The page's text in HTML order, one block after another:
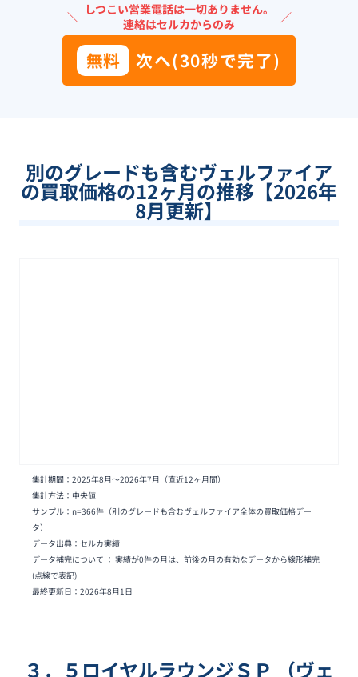
＼ しつこい営業電話は一切ありません。
連絡はセルカからのみ
／
無料 次へ(30秒で完了)
別のグレードも含むヴェルファイア
の買取価格の12ヶ月の推移【2026年
8月更新】
集計期間： 2025年8月〜2026年7月 （直近12ヶ月間）
集計方法：中央値
サンプル：n=366件 （別のグレードも含むヴェルファイア全体の買取価格デー
タ）
データ出典：セルカ実績
データ補完について ： 実績が0件の月は、前後の月の有効なデータから線形補完
(点線で表記)
最終更新日： 2026年8月1日
３．５ロイヤルラウンジＳＰ （ヴェ